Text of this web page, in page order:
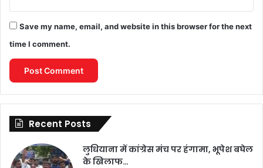
Save my name, email, and website in this browser for the next
time I comment.
Recent Posts
लुधियाना में कांग्रेस मंच पर हंगामा, भूपेश बघेल
के खिलाफ…